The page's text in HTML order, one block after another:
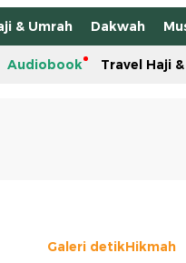
& Umrah Dakwah
Audiobook Travel Haji
Galeri detikHikmah